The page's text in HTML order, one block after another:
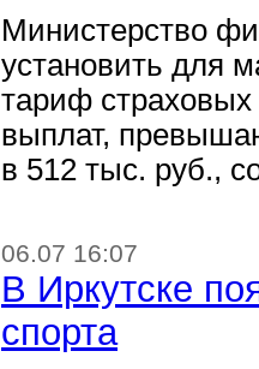
Министерство
установить для
тариф
выплат,
в 512 тыс. руб.,
06.07 16:07
В Иркутске
спорта